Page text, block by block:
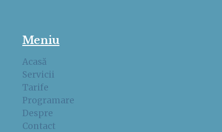
Meniu
Acasă
Servicii
Tarife
Programare
Despre
Contact